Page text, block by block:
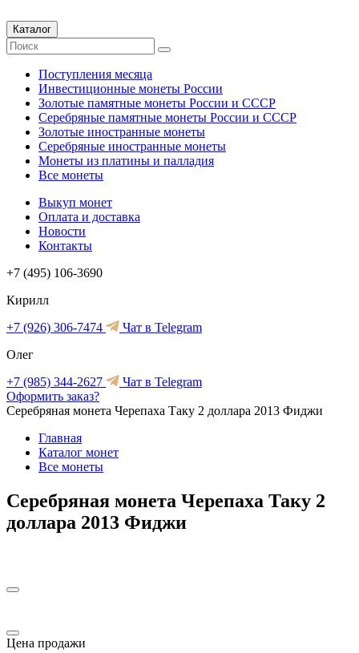
Каталог
Поступления месяца
Инвестиционные монеты России
Золотые памятные монеты России и СССР
Серебряные памятные монеты России и СССР
Золотые иностранные монеты
Серебряные иностранные монеты
Монеты из платины и палладия
Все монеты
Выкуп монет
Оплата и доставка
Новости
Контакты
+7 (495) 106-3690
Кирилл
+7 (926) 306-7474
Чат в Telegram
Олег
+7 (985) 344-2627
Чат в Telegram
Оформить заказ?
Серебряная монета Черепаха Таку 2 доллара 2013 Фиджи
Главная
Каталог монет
Все монеты
Серебряная монета Черепаха Таку 2
доллара 2013 Фиджи
Цена продажи